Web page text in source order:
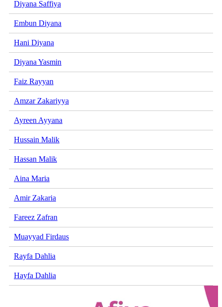
Diyana Saffiya
Embun Diyana
Hani Diyana
Diyana Yasmin
Faiz Rayyan
Amzar Zakariyya
Ayreen Ayyana
Hussain Malik
Hassan Malik
Aina Maria
Amir Zakaria
Fareez Zafran
Muayyad Firdaus
Rayfa Dahlia
Hayfa Dahlia